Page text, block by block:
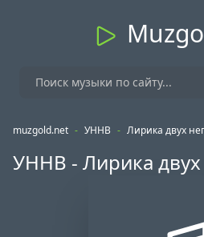
muzgold.net - УННВ - Лирика двух
УННВ - Лирика двух